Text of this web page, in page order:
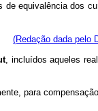
equivalência dos
(Redação dada pelo
, incluídos aqueles
para